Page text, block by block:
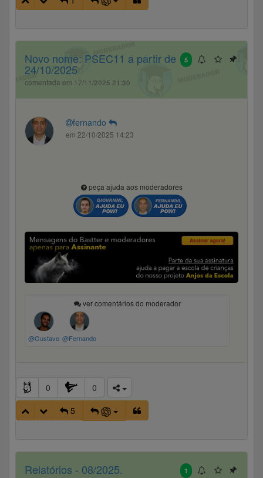
5
Novo nome: PSEC11 a partir de
24/10/2025
comentada em 17/11/2025 21:30
fernando
em 22/10/2025 14:23
peça ajuda aos moderadores
ver comentários do moderador
@Gustavo @Fernando
0
0
5
1
Relatórios - 08/2025.